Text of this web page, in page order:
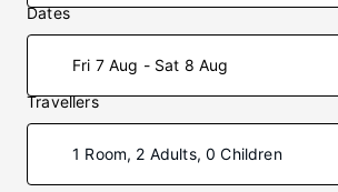
Dates
Fri 7 Aug - Sat 8 Aug
Travellers
1 Room, 2 Adults, 0 Children